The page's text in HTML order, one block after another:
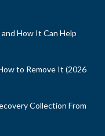
How It Can Help
to Remove It (2026
Collection From